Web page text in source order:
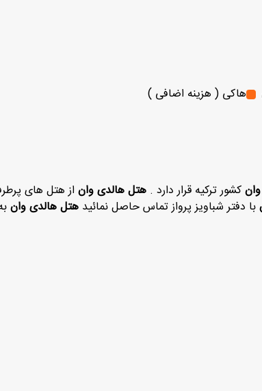
هاکی ( هزینه اضافی )
کشور ترکیه قرار دارد . هتل هالدی وان از هتل های
با دفتر شباویز پرواز تماس حاصل نمائید هتل هالدی وان